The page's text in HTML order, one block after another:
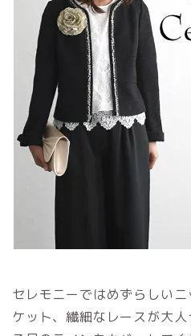
セレモニーではめずらしい
ケット、繊細なレースが大